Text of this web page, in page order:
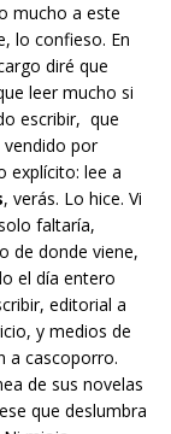
mucho a este
lo confieso. En
diré que
leer mucho si
escribir, que
por
explícito: lee a
, verás. Lo hice. Vi
faltaría,
de donde viene,
el día entero
editorial a
y medios de
a cascoporro.
de sus novelas
que deslumbra